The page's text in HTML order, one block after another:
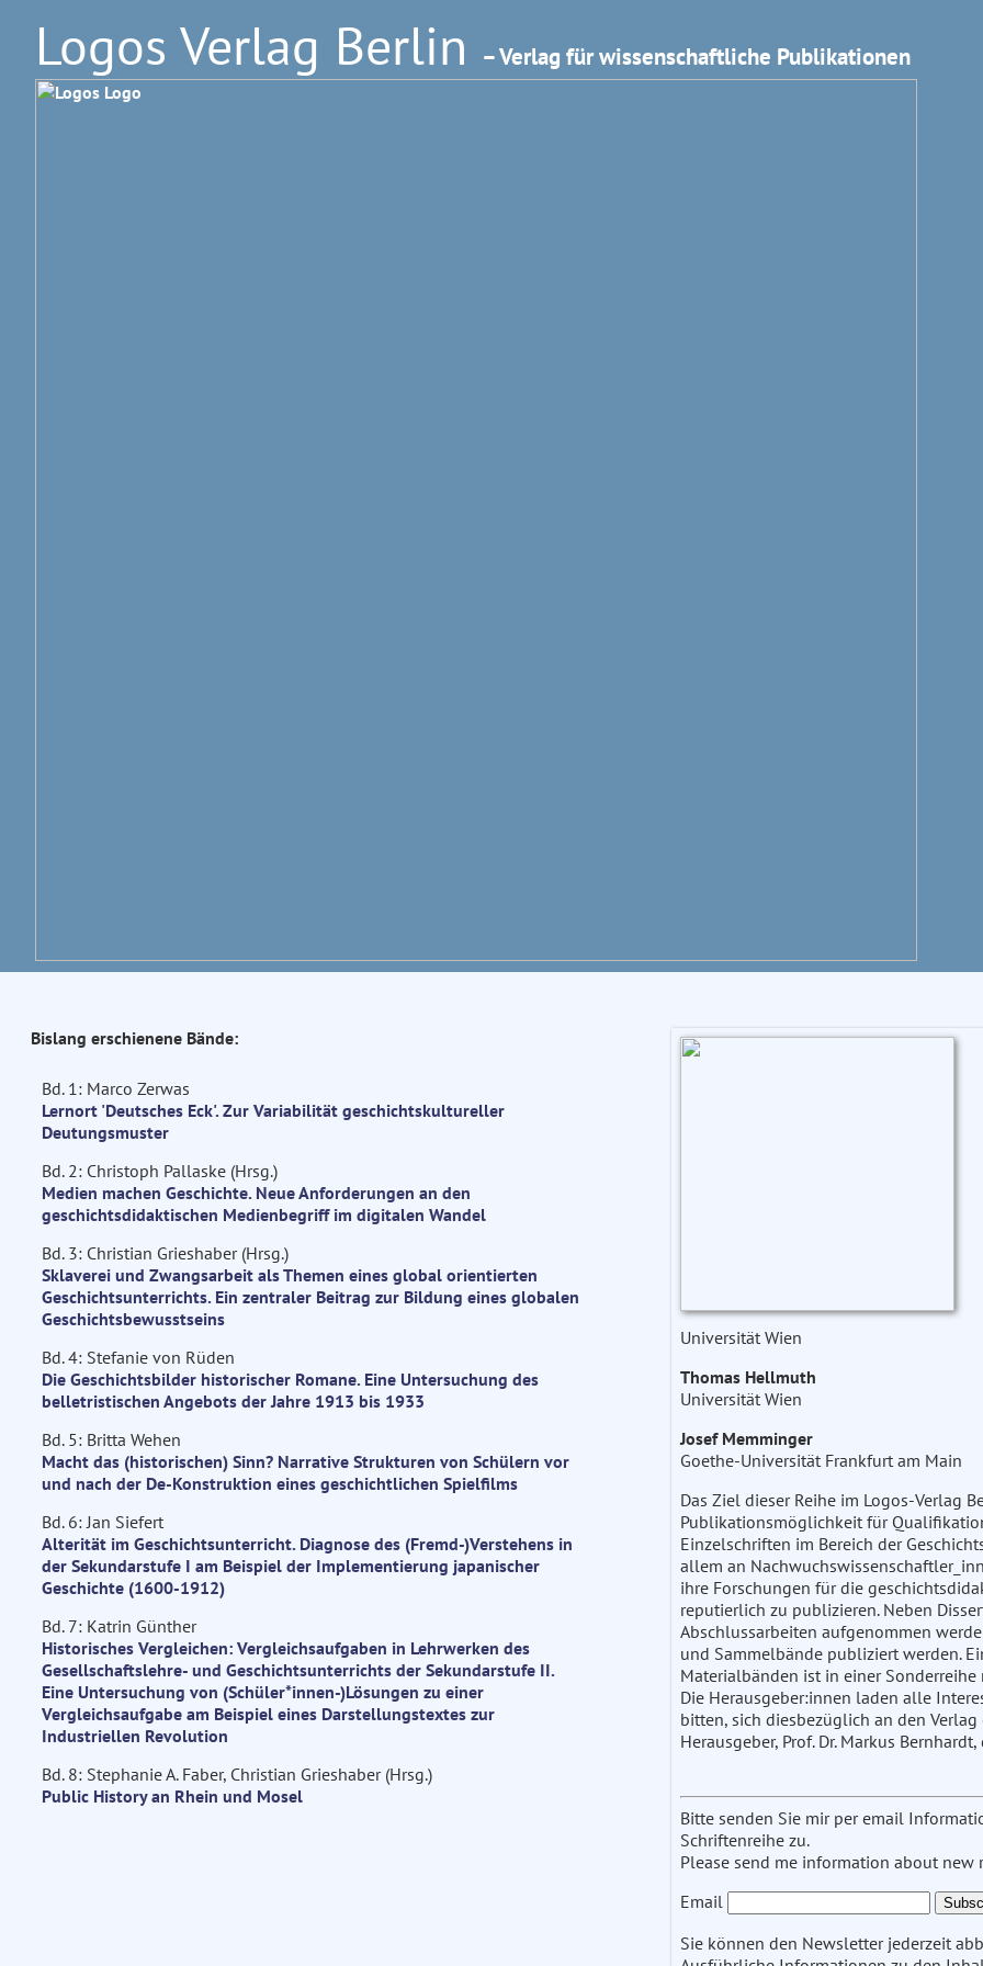
Logos Verlag Berlin – Verlag für wissenschaftliche Publikationen
Universität Wien
Thomas Hellmuth
Universität Wien
Josef Memminger
Goethe-Universität Frankfurt am Main
Das Ziel dieser Reihe im Logos-Verlag
Publikationsmöglichkeit für
Einzelschriften im Bereich der
allem an
ihre Forschungen für die
reputierlich zu publizieren. Neben
Abschlussarbeiten aufgenommen
und Sammelbände publiziert werden.
Materialbänden ist in einer Sonderreihe
Die Herausgeber:innen laden alle
bitten, sich diesbezüglich an den
Herausgeber, Prof. Dr. Markus
Bitte senden Sie mir per email
Schriftenreihe zu.
Please send me information about new
Email
Sie können den Newsletter jederzeit
Bislang erschienene Bände:
Bd. 1: Marco Zerwas
Lernort 'Deutsches Eck'. Zur Variabilität geschichtskultureller
Deutungsmuster
Bd. 2: Christoph Pallaske (Hrsg.)
Medien machen Geschichte. Neue Anforderungen an den
geschichtsdidaktischen Medienbegriff im digitalen Wandel
Bd. 3: Christian Grieshaber (Hrsg.)
Sklaverei und Zwangsarbeit als Themen eines global orientierten
Geschichtsunterrichts. Ein zentraler Beitrag zur Bildung eines globalen
Geschichtsbewusstseins
Bd. 4: Stefanie von Rüden
Die Geschichtsbilder historischer Romane. Eine Untersuchung des
belletristischen Angebots der Jahre 1913 bis 1933
Bd. 5: Britta Wehen
Macht das (historischen) Sinn? Narrative Strukturen von Schülern vor
und nach der De-Konstruktion eines geschichtlichen Spielfilms
Bd. 6: Jan Siefert
Alterität im Geschichtsunterricht. Diagnose des (Fremd-)Verstehens in
der Sekundarstufe I am Beispiel der Implementierung japanischer
Geschichte (1600-1912)
Bd. 7: Katrin Günther
Historisches Vergleichen: Vergleichsaufgaben in Lehrwerken des
Gesellschaftslehre- und Geschichtsunterrichts der Sekundarstufe II.
Eine Untersuchung von (Schüler*innen-)Lösungen zu einer
Vergleichsaufgabe am Beispiel eines Darstellungstextes zur
Industriellen Revolution
Bd. 8: Stephanie A. Faber, Christian Grieshaber (Hrsg.)
Public History an Rhein und Mosel